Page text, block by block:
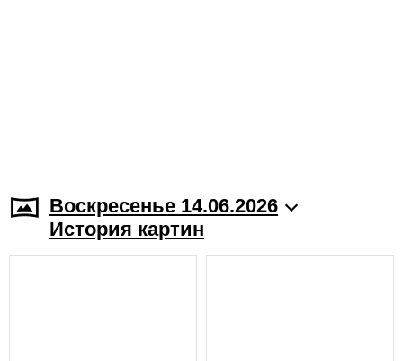
Воскресенье 14.06.2026
История картин